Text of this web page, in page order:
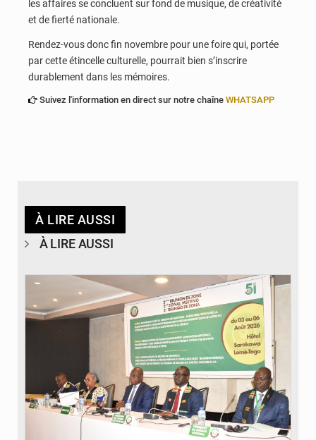
les affaires se concluent sur fond de musique, de créativité
et de fierté nationale.
Rendez-vous donc fin novembre pour une foire qui, portée
par cette étincelle culturelle, pourrait bien s’inscrire
durablement dans les mémoires.
Suivez l'information en direct sur notre chaîne WHATSAPP
À LIRE AUSSI
À LIRE AUSSI